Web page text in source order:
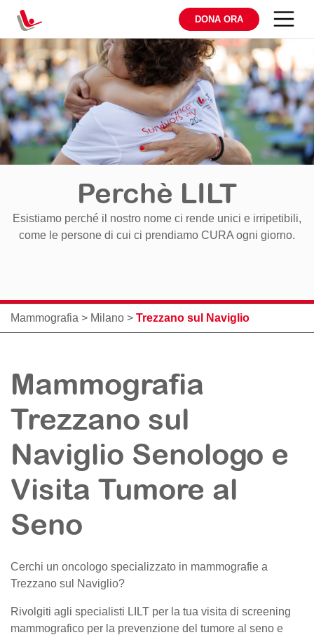
DONA ORA
Perchè LILT
Esistiamo perché il nostro nome ci rende unici e irripetibili,
come le persone di cui ci prendiamo CURA ogni giorno.
Mammografia > Milano > Trezzano sul Naviglio
Mammografia
Trezzano sul
Naviglio Senologo e
Visita Tumore al
Seno
Cerchi un oncologo specializzato in mammografie a
Trezzano sul Naviglio?
Rivolgiti agli specialisti LILT per la tua visita di screening
mammografico per la prevenzione del tumore al seno e